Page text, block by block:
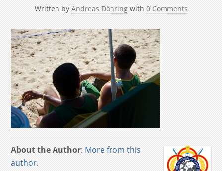
Written by Andreas Döhring with 0 Comments
About the Author: More from this
author.